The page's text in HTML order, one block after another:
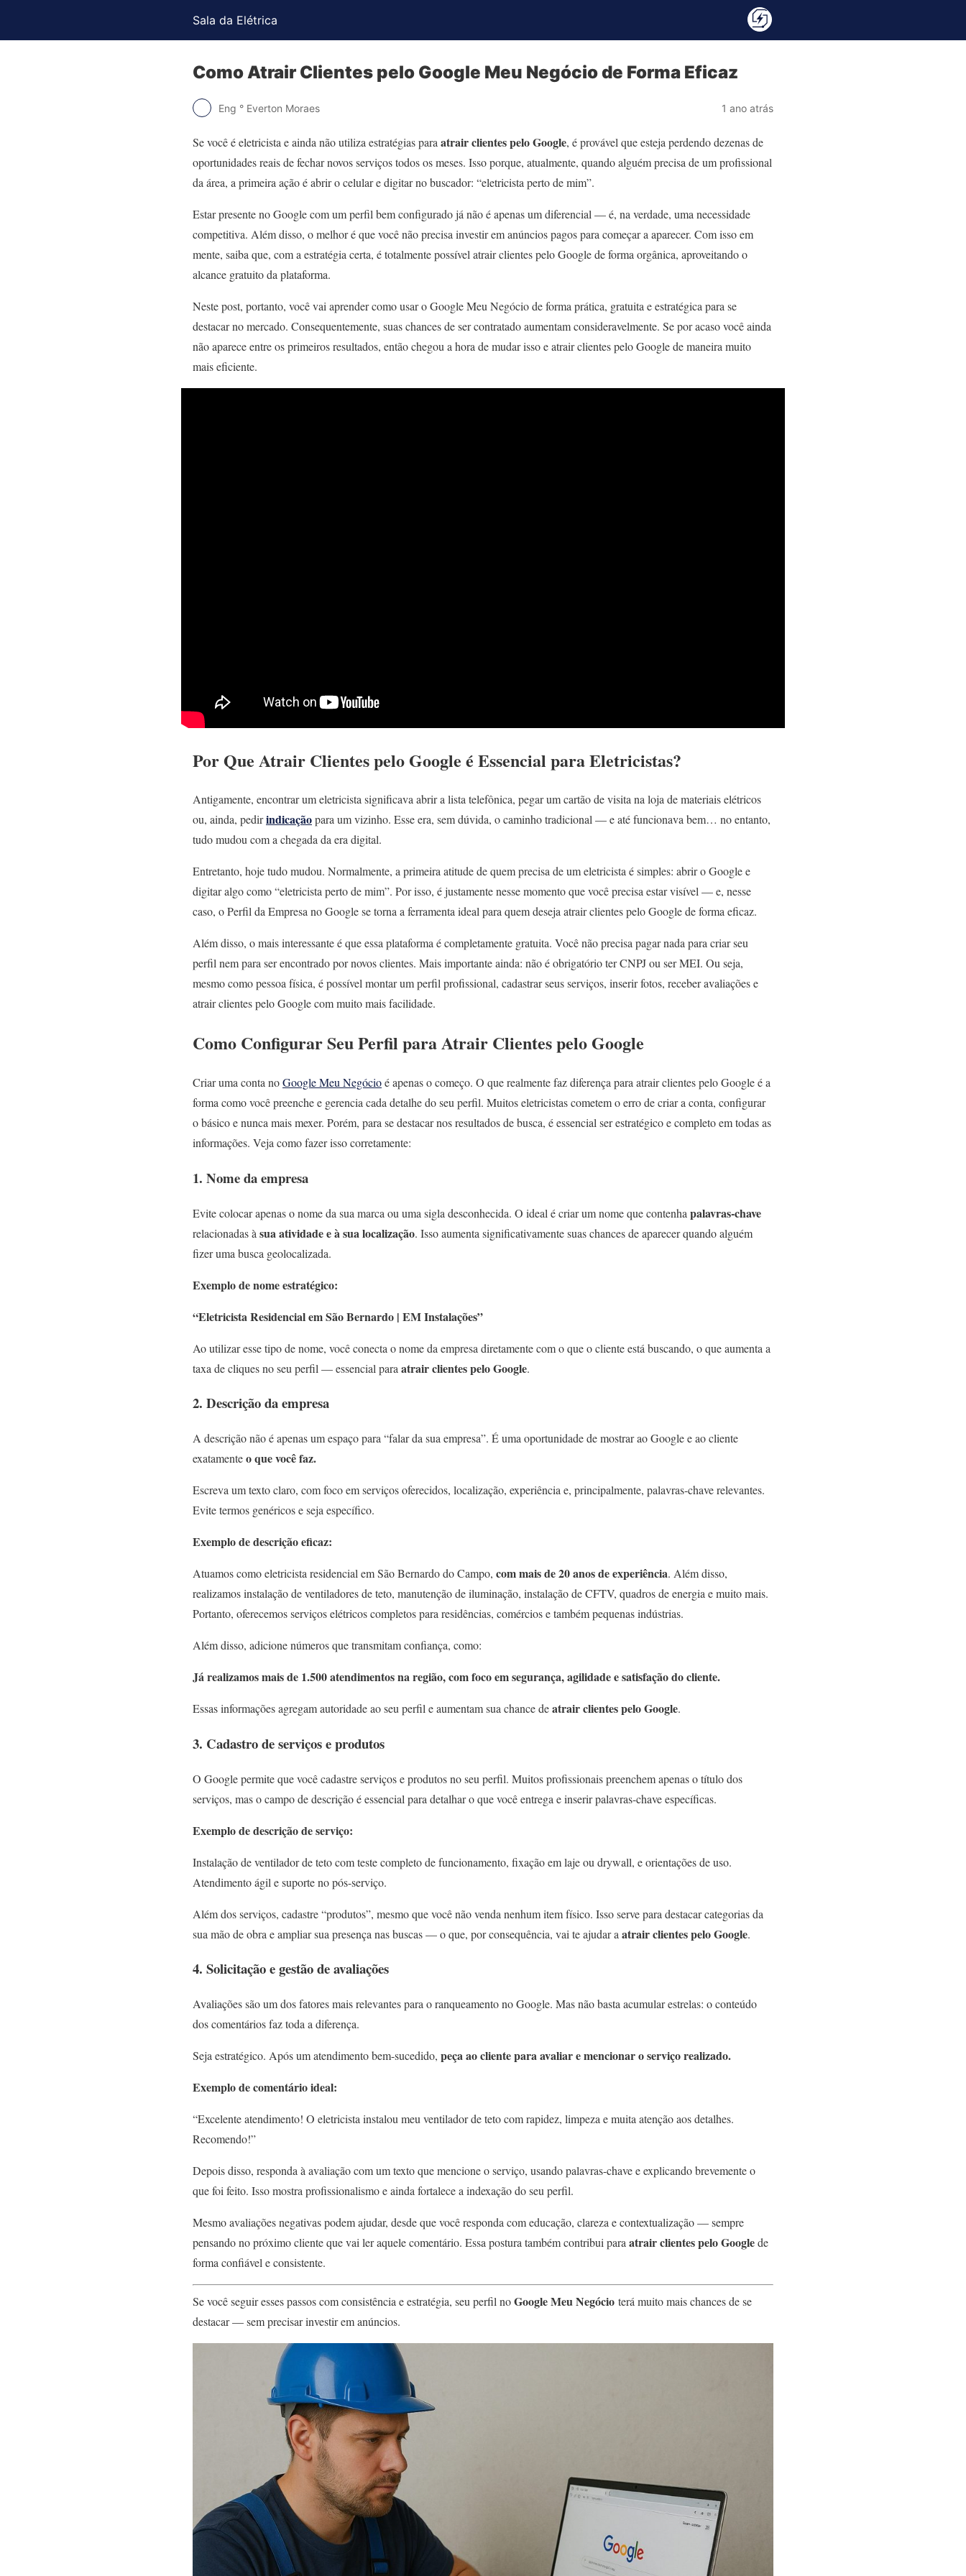
Sala da Elétrica
Como Atrair Clientes pelo Google Meu Negócio de Forma Eficaz
Eng ° Everton Moraes 1 ano atrás
Se você é eletricista e ainda não utiliza estratégias para atrair clientes pelo Google, é provável que esteja perdendo dezenas de
oportunidades reais de fechar novos serviços todos os meses. Isso porque, atualmente, quando alguém precisa de um profissional
da área, a primeira ação é abrir o celular e digitar no buscador: “eletricista perto de mim”.
Estar presente no Google com um perfil bem configurado já não é apenas um diferencial — é, na verdade, uma necessidade
competitiva. Além disso, o melhor é que você não precisa investir em anúncios pagos para começar a aparecer. Com isso em
mente, saiba que, com a estratégia certa, é totalmente possível atrair clientes pelo Google de forma orgânica, aproveitando o
alcance gratuito da plataforma.
Neste post, portanto, você vai aprender como usar o Google Meu Negócio de forma prática, gratuita e estratégica para se
destacar no mercado. Consequentemente, suas chances de ser contratado aumentam consideravelmente. Se por acaso você ainda
não aparece entre os primeiros resultados, então chegou a hora de mudar isso e atrair clientes pelo Google de maneira muito
mais eficiente.
Por Que Atrair Clientes pelo Google é Essencial para Eletricistas?
Antigamente, encontrar um eletricista significava abrir a lista telefônica, pegar um cartão de visita na loja de materiais elétricos
ou, ainda, pedirindicaçãopara um vizinho. Esse era, sem dúvida, o caminho tradicional — e até funcionava bem… no entanto,
tudo mudou com a chegada da era digital.
Entretanto, hoje tudo mudou. Normalmente, a primeira atitude de quem precisa de um eletricista é simples: abrir o Google e
digitar algo como “eletricista perto de mim”. Por isso, é justamente nesse momento que você precisa estar visível — e, nesse
caso, o Perfil da Empresa no Google se torna a ferramenta ideal para quem deseja atrair clientes pelo Google de forma eficaz.
Além disso, o mais interessante é que essa plataforma é completamente gratuita. Você não precisa pagar nada para criar seu
perfil nem para ser encontrado por novos clientes. Mais importante ainda: não é obrigatório ter CNPJ ou ser MEI. Ou seja,
mesmo como pessoa física, é possível montar um perfil profissional, cadastrar seus serviços, inserir fotos, receber avaliações e
atrair clientes pelo Google com muito mais facilidade.
Como Configurar Seu Perfil para Atrair Clientes pelo Google
Criar uma conta noGoogle Meu Negócioé apenas o começo. O que realmente faz diferença para atrair clientes pelo Google é a
forma como você preenche e gerencia cada detalhe do seu perfil. Muitos eletricistas cometem o erro de criar a conta, configurar
o básico e nunca mais mexer. Porém, para se destacar nos resultados de busca, é essencial ser estratégico e completo em todas as
informações. Veja como fazer isso corretamente:
1. Nome da empresa
Evite colocar apenas o nome da sua marca ou uma sigla desconhecida. O ideal é criar um nome que contenha palavras-chave
relacionadas à sua atividadee à sua localização. Isso aumenta significativamente suas chances de aparecer quando alguém
fizer uma busca geolocalizada.
Exemplo de nome estratégico:
“Eletricista Residencial em São Bernardo | EM Instalações”
Ao utilizar esse tipo de nome, você conecta o nome da empresa diretamente com o que o cliente está buscando, o que aumenta a
taxa de cliques no seu perfil — essencial para atrair clientes pelo Google.
2. Descrição da empresa
A descrição não é apenas um espaço para “falar da sua empresa”. É uma oportunidade de mostrar ao Google e ao cliente
exatamenteo que você faz.
Escreva um texto claro, com foco em serviços oferecidos, localização, experiência e, principalmente, palavras-chave relevantes.
Evite termos genéricos e seja específico.
Exemplo de descrição eficaz:
Atuamos como eletricista residencial em São Bernardo do Campo, com mais de 20 anos de experiência. Além disso,
realizamos instalação de ventiladores de teto, manutenção de iluminação, instalação de CFTV, quadros de energia e muito mais.
Portanto, oferecemos serviços elétricos completos para residências, comércios e também pequenas indústrias.
Além disso, adicione números que transmitam confiança, como:
Já realizamos mais de 1.500 atendimentos na região, com foco em segurança, agilidade e satisfação do cliente.
Essas informações agregam autoridade ao seu perfil e aumentam sua chance deatrair clientes pelo Google.
3. Cadastro de serviços e produtos
O Google permite que você cadastre serviços e produtos no seu perfil. Muitos profissionais preenchem apenas o título dos
serviços, mas o campo de descrição é essencial para detalhar o que você entrega e inserir palavras-chave específicas.
Exemplo de descrição de serviço:
Instalação de ventilador de teto com teste completo de funcionamento, fixação em laje ou drywall, e orientações de uso.
Atendimento ágil e suporte no pós-serviço.
Além dos serviços, cadastre “produtos”, mesmo que você não venda nenhum item físico. Isso serve para destacar categorias da
sua mão de obra e ampliar sua presença nas buscas — o que, por consequência, vai te ajudar a atrair clientes pelo Google.
4. Solicitação e gestão de avaliações
Avaliações são um dos fatores mais relevantes para o ranqueamento no Google. Mas não basta acumular estrelas: o conteúdo
dos comentários faz toda a diferença.
Seja estratégico. Após um atendimento bem-sucedido, peça ao cliente para avaliar e mencionar o serviço realizado.
Exemplo de comentário ideal:
“Excelente atendimento! O eletricista instalou meu ventilador de teto com rapidez, limpeza e muita atenção aos detalhes.
Recomendo!”
Depois disso, responda à avaliação com um texto que mencione o serviço, usando palavras-chave e explicando brevemente o
que foi feito. Isso mostra profissionalismo e ainda fortalece a indexação do seu perfil.
Mesmo avaliações negativas podem ajudar, desde que você responda com educação, clareza e contextualização — sempre
pensando no próximo cliente que vai ler aquele comentário. Essa postura também contribui para atrair clientes pelo Googlede
forma confiável e consistente.
Se você seguir esses passos com consistência e estratégia, seu perfil noGoogle Meu Negócio terá muito mais chances de se
destacar — sem precisar investir em anúncios.